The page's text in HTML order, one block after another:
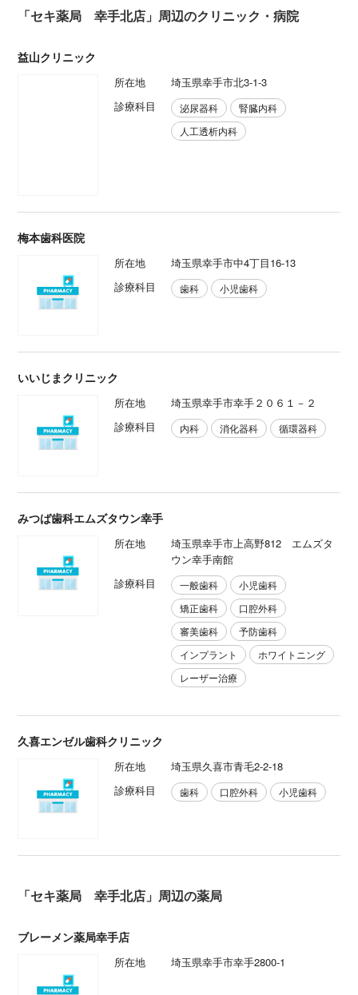
「セキ薬局 幸手北店」周辺のクリニック・病院
益山クリニック
所在地
埼玉県幸手市北3-1-3
診療科目
泌尿器科
腎臓内科
人工透析内科
梅本歯科医院
所在地
埼玉県幸手市中4丁目16-13
診療科目
歯科 小児歯科
いいじまクリニック
所在地
埼玉県幸手市幸手２０６１－２
診療科目
内科 消化器科 循環器科
みつば歯科エムズタウン幸手
所在地
埼玉県幸手市上高野812 エムズタ
ウン幸手南館
診療科目
一般歯科
小児歯科
矯正歯科
口腔外科
審美歯科
予防歯科
インプラント
ホワイトニング
レーザー治療
久喜エンゼル歯科クリニック
所在地
埼玉県久喜市青毛2-2-18
診療科目
歯科 口腔外科 小児歯科
「セキ薬局 幸手北店」周辺の薬局
ブレーメン薬局幸手店
所在地 埼玉県幸手市幸手2800-1